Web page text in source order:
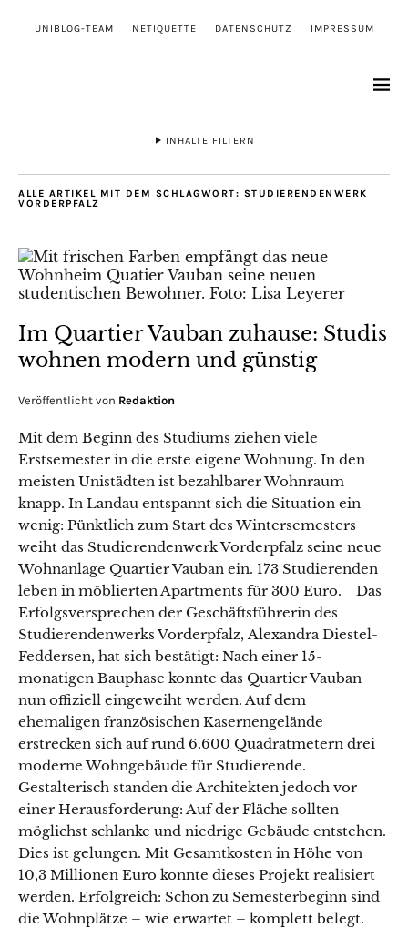
UNIBLOG-TEAM NETIQUETTE DATENSCHUTZ IMPRESSUM
INHALTE FILTERN
ALLE ARTIKEL MIT DEM SCHLAGWORT: STUDIERENDENWERK
VORDERPFALZ
Im Quartier Vauban zuhause: Studis
wohnen modern und günstig
Veröffentlicht von Redaktion
Mit dem Beginn des Studiums ziehen viele
Erstsemester in die erste eigene Wohnung. In den
meisten Unistädten ist bezahlbarer Wohnraum
knapp. In Landau entspannt sich die Situation ein
wenig: Pünktlich zum Start des Wintersemesters
weiht das Studierendenwerk Vorderpfalz seine neue
Wohnanlage Quartier Vauban ein. 173 Studierenden
leben in möblierten Apartments für 300 Euro. Das
Erfolgsversprechen der Geschäftsführerin des
Studierendenwerks Vorderpfalz, Alexandra Diestel-
Feddersen, hat sich bestätigt: Nach einer 15-
monatigen Bauphase konnte das Quartier Vauban
nun offiziell eingeweiht werden. Auf dem
ehemaligen französischen Kasernengelände
erstrecken sich auf rund 6.600 Quadratmetern drei
moderne Wohngebäude für Studierende.
Gestalterisch standen die Architekten jedoch vor
einer Herausforderung: Auf der Fläche sollten
möglichst schlanke und niedrige Gebäude entstehen.
Dies ist gelungen. Mit Gesamtkosten in Höhe von
10,3 Millionen Euro konnte dieses Projekt realisiert
werden. Erfolgreich: Schon zu Semesterbeginn sind
die Wohnplätze – wie erwartet – komplett belegt.